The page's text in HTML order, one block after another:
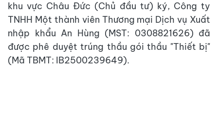
khu vực Châu Đức (Chủ đầu tư) ký, Công ty
TNHH Một thành viên Thương mại Dịch vụ Xuất
nhập khẩu An Hùng (MST: 0308821626) đã
được phê duyệt trúng thầu gói thầu "Thiết bị"
(Mã TBMT: IB2500239649).